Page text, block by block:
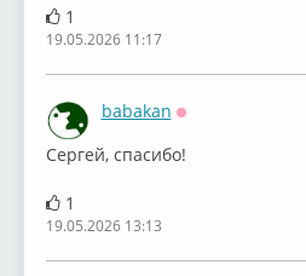
1
19.05.2026 11:17
babakan
⁣Сергей, спасибо!
1
19.05.2026 13:13